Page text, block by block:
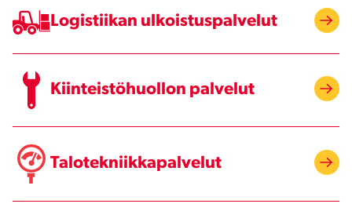
Logistiikan ulkoistuspalvelut
Kiinteistöhuollon palvelut
Talotekniikkapalvelut